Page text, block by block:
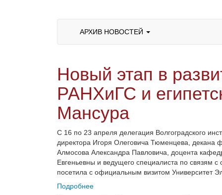
АРХИВ НОВОСТЕЙ
Новый этап в
РАНХиГС и
Мансура
С 16 по 23 апреля делегация Волгоградского
директора Игоря Олеговича Тюменцева, декана
Алмосова Александра Павловича, доцента
Евгеньевны и ведущего специалиста по связям
посетила с официальным визитом Университет
Подробнее